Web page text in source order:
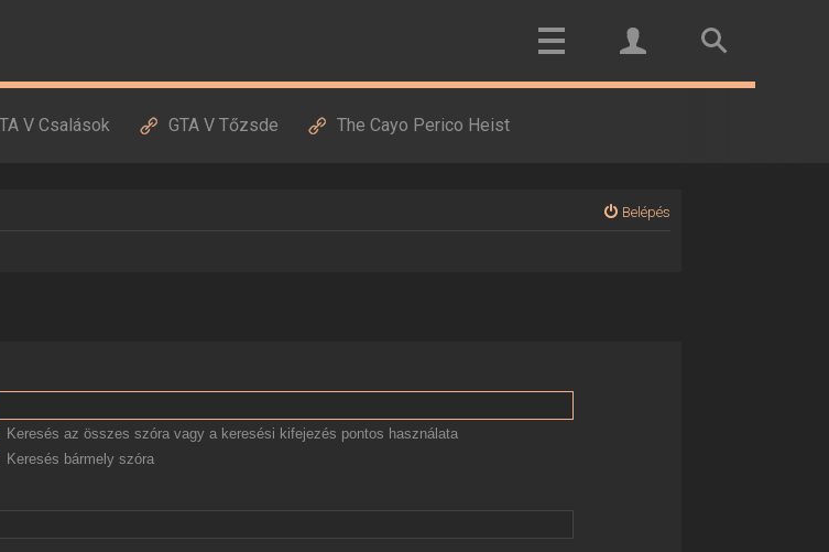
V Csalások GTA V Tőzsde The Cayo Perico Heist
Belépés
Keresés az összes szóra vagy a keresési kifejezés pontos használata
Keresés bármely szóra